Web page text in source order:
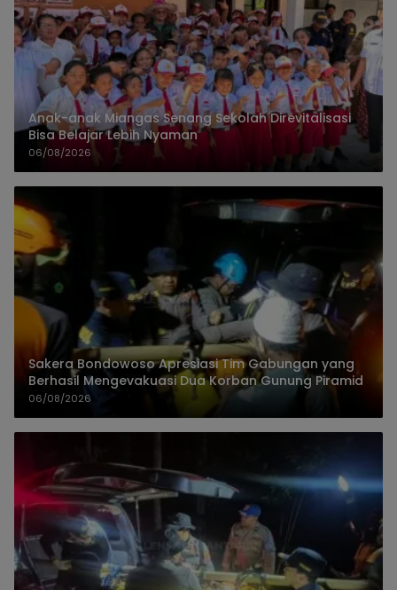
Anak-anak Miangas Senang Sekolah Direvitalisasi
Bisa Belajar Lebih Nyaman
06/08/2026
Sakera Bondowoso Apresiasi Tim Gabungan yang
Berhasil Mengevakuasi Dua Korban Gunung Piramid
06/08/2026